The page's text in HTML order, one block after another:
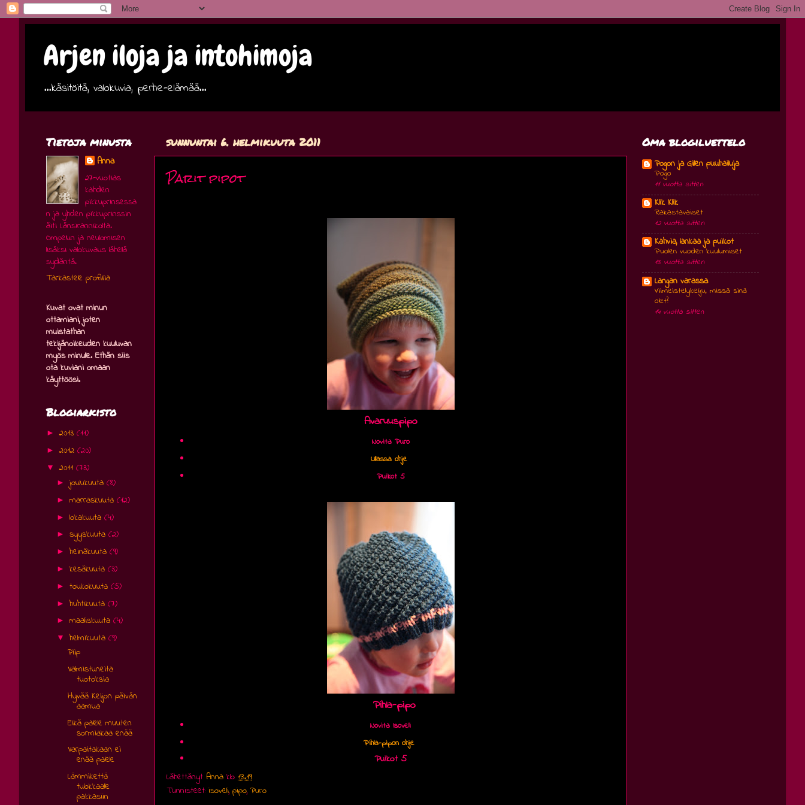
Arjen iloja ja intohimoja
...käsitöitä, valokuvia, perhe-elämää...
sunnuntai 6. helmikuuta 2011
Parit pipot
Avaruuspipo
Novita Puro
Ullassa ohje
Puikot 5
Pihla-pipo
Novita Isoveli
Pihla-pipon ohje
Puikot 5
Lähettänyt Anna klo 13.19
Tunnisteet: isoveli, pipo, Puro
Tietoja minusta
Anna
27-vuotias
kahden
pikkuprinsessa
n ja yhden pikkuprinssin
äiti Länsirannikolta.
Ompelun ja neulomisen
lisäksi valokuvaus lähellä
sydäntä.
Tarkastele profiilia
Kuvat ovat minun
ottamiani, joten
muistathan
tekijänoikeuden kuuluvan
myös minulle. Ethän siis
ota kuviani omaan
käyttöösi.
Blogiarkisto
► 2013 (11)
► 2012 (20)
▼ 2011 (73)
►joulukuuta(8)
►marraskuuta(12)
►lokakuuta(4)
►syyskuuta(2)
►heinäkuuta(9)
►kesäkuuta(3)
►toukokuuta(5)
►huhtikuuta(7)
►maaliskuuta(4)
▼helmikuuta(9)
Piip
Valmistuneita
tuotoksia
Hyvää Keijon päivän
aamua
Eikä palele muuten
sormiakaa enää
Varpaitakaan ei
enää palele
Lämmikettä
tulokkaalle
pakkasiin
Oma blogiluettelo
Pogon ja Gillen puuhailuja
Pogo
11 vuotta sitten
Klik Klik
Rakastavaiset
12 vuotta sitten
Kahvia, lankaa ja puikot
Puolen vuoden kuulumiset
13 vuotta sitten
Langan varassa
Viimeistelykeiju, missä sinä
olet?
14 vuotta sitten